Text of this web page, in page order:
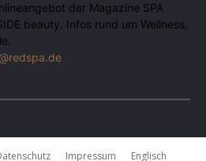
der Magazine SPA
beauty. Infos rund um Wellness,
Impressum Englisch